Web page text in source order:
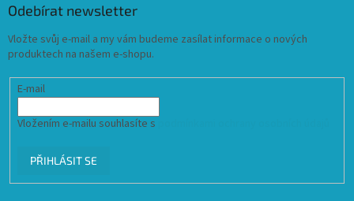
Odebírat newsletter
Vložte svůj e-mail a my vám budeme zasílat informace o nových
produktech na našem e-shopu.
E-mail
Vložením e-mailu souhlasíte s
PŘIHLÁSIT SE